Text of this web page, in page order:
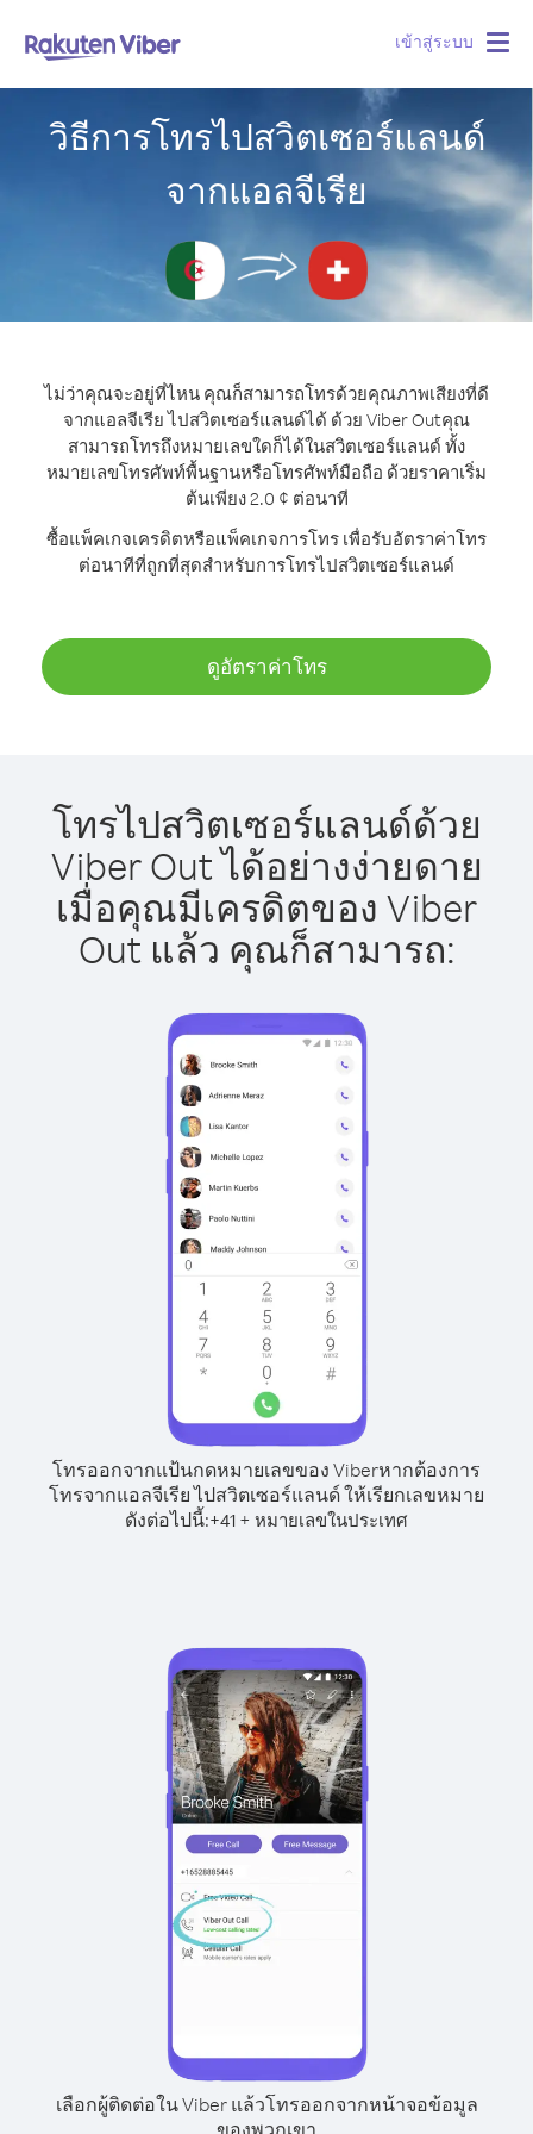
เข้าสู่ระบบ
วิธีการโทรไปสวิตเซอร์แลนด์
จากแอลจีเรีย
ไม่ว่าคุณจะอยู่ที่ไหน คุณก็สามารถโทรด้วยคุณภาพเสียงที่ดี
จากแอลจีเรีย ไปสวิตเซอร์แลนด์ได้ ด้วย Viber Outคุณ
สามารถโทรถึงหมายเลขใดก็ได้ในสวิตเซอร์แลนด์ ทั้ง
หมายเลขโทรศัพท์พื้นฐานหรือโทรศัพท์มือถือ ด้วยราคาเริ่ม
ต้นเพียง 2.0 ¢ ต่อนาที
ซื้อแพ็คเกจเครดิตหรือแพ็คเกจการโทร เพื่อรับอัตราค่าโทร
ต่อนาทีที่ถูกที่สุดสำหรับการโทรไปสวิตเซอร์แลนด์
ดูอัตราค่าโทร
โทรไปสวิตเซอร์แลนด์ด้วย
Viber Out ได้อย่างง่ายดาย
เมื่อคุณมีเครดิตของ Viber
Out แล้ว คุณก็สามารถ:
โทรออกจากแป้นกดหมายเลขของ Viberหากต้องการ
โทรจากแอลจีเรีย ไปสวิตเซอร์แลนด์ ให้เรียกเลขหมาย
ดังต่อไปนี้:+41 + หมายเลขในประเทศ
เลือกผู้ติดต่อใน Viber แล้วโทรออกจากหน้าจอข้อมูล
ของพวกเขา